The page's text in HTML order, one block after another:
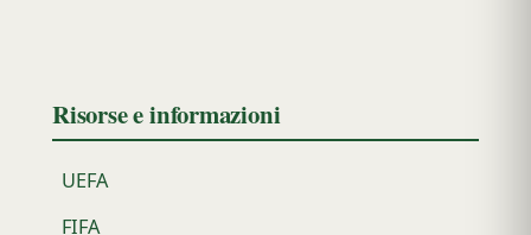
Risorse e informazioni
UEFA
FIFA